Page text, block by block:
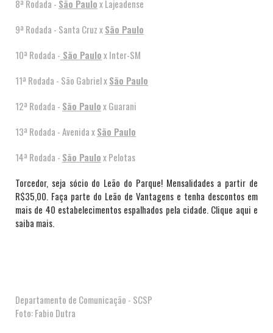
8ª Rodada - São Paulox Lajeadense
9ª Rodada - Santa Cruz xSão Paulo
10ª Rodada - São Paulox Inter-SM
11ª Rodada - São Gabriel xSão Paulo
12ª Rodada - São Paulox Guarani
13ª Rodada - Avenida xSão Paulo
14ª Rodada - São Paulox Pelotas
Torcedor, seja sócio do Leão do Parque! Mensalidades a partir de
R$35,00. Faça parte do Leão de Vantagens e tenha descontos em
mais de 40 estabelecimentos espalhados pela cidade. Clique aqui e
saiba mais.
Departamento de Comunicação - SCSP
Foto: Fabio Dutra